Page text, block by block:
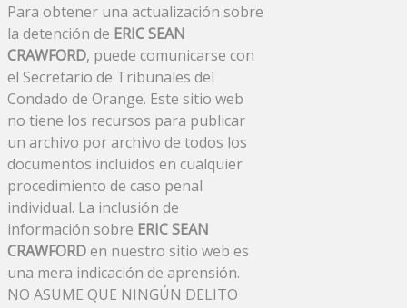
Para obtener una actualización sobre
la detención de ERIC SEAN
CRAWFORD, puede comunicarse con
el Secretario de Tribunales del
Condado de Orange. Este sitio web
no tiene los recursos para publicar
un archivo por archivo de todos los
documentos incluidos en cualquier
procedimiento de caso penal
individual. La inclusión de
información sobre ERIC SEAN
CRAWFORDen nuestro sitio web es
una mera indicación de aprensión.
NO ASUME QUE NINGÚN DELITO